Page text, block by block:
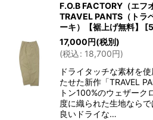
F.O.B FACTORY（エフ
TRAVEL PANTS（トラ
ーキ）【裾上げ無料】
[
17,000 円(税別)
(税込: 18,700円)
ドライタッチな素材を
たせた新作「TRAVEL
トン100%のウェザーク
度に織られた生地なら
良いドライな…